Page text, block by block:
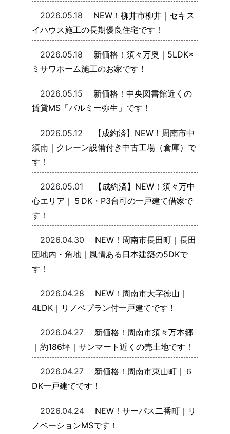
2026.05.18
NEW！柳井市柳井｜セキス
イハウス施工の長期優良住宅です！
2026.05.18
新価格！須々万奥｜5LDK×
ミサワホーム施工のお家です！
2026.05.15
新価格！中央図書館近くの
賃貸MS「バルミー弥生」です！
2026.05.12
【成約済】NEW！周南市中
須南｜クレーン設備付き中古工場（倉庫）で
す！
2026.05.01
【成約済】NEW！須々万中
心エリア｜５DK・P3台可の一戸建て借家で
す！
2026.04.30
NEW！周南市長田町｜長田
団地内・角地｜風情ある日本建築の5DKで
す！
2026.04.28
NEW！周南市大字徳山｜
4LDK｜リノベプラン付一戸建てです！
2026.04.27
新価格！周南市須々万本郷
｜約186坪｜サンマート近くの売土地です！
2026.04.27
新価格！周南市東山町｜６
DK一戸建てです！
2026.04.24
NEW！サーパス二番町｜リ
ノベーションMSです！